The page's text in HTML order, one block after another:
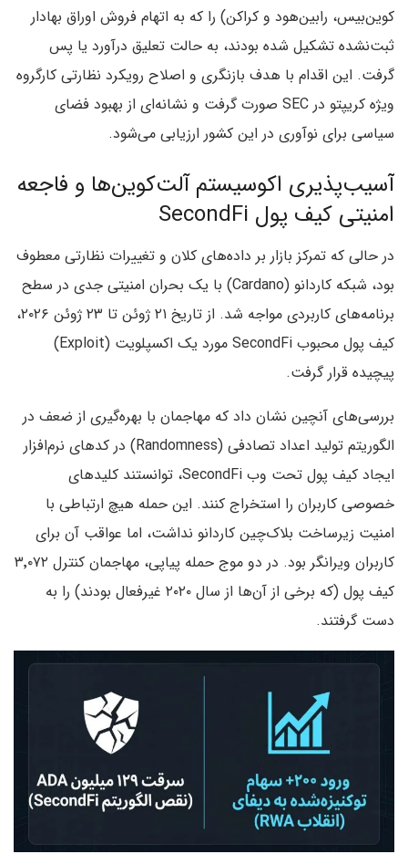
کوین‌بیس، رابین‌هود و کراکن) را که به اتهام فروش اوراق بهادار
ثبت‌نشده تشکیل شده بودند، به حالت تعلیق درآورد یا پس
گرفت. این اقدام با هدف بازنگری و اصلاح رویکرد نظارتی کارگروه
ویژه کریپتو در SEC صورت گرفت و نشانه‌ای از بهبود فضای
سیاسی برای نوآوری در این کشور ارزیابی می‌شود.
آسیب‌پذیری اکوسیستم آلت‌کوین‌ها و فاجعه
امنیتی کیف پول SecondFi
در حالی که تمرکز بازار بر داده‌های کلان و تغییرات نظارتی معطوف
بود، شبکه کاردانو (Cardano) با یک بحران امنیتی جدی در سطح
برنامه‌های کاربردی مواجه شد. از تاریخ ۲۱ ژوئن تا ۲۳ ژوئن ۲۰۲۶،
کیف پول محبوب SecondFi مورد یک اکسپلویت (Exploit)
پیچیده قرار گرفت.
بررسی‌های آنچین نشان داد که مهاجمان با بهره‌گیری از ضعف در
الگوریتم تولید اعداد تصادفی (Randomness) در کدهای نرم‌افزار
ایجاد کیف پول تحت وب SecondFi، توانستند کلیدهای
خصوصی کاربران را استخراج کنند. این حمله هیچ ارتباطی با
امنیت زیرساخت بلاک‌چین کاردانو نداشت، اما عواقب آن برای
کاربران ویرانگر بود. در دو موج حمله پیاپی، مهاجمان کنترل ۳٬۰۷۲
کیف پول (که برخی از آن‌ها از سال ۲۰۲۰ غیرفعال بودند) را به
دست گرفتند.